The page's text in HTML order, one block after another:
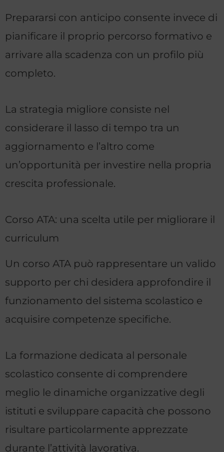
Prepararsi con anticipo consente invece di
pianificare il proprio percorso formativo e
arrivare alla scadenza con un profilo più
completo.
La strategia migliore consiste nel
considerare il lasso di tempo tra un
aggiornamento e l’altro come
un’opportunità per investire nella propria
crescita professionale.
Corso ATA: una scelta utile per migliorare il
curriculum
Un corso ATA può rappresentare un valido
supporto per chi desidera approfondire il
funzionamento del sistema scolastico e
acquisire competenze specifiche.
La formazione dedicata al personale
scolastico consente di comprendere
meglio le dinamiche organizzative degli
istituti e sviluppare capacità che possono
risultare particolarmente apprezzate
durante l’attività lavorativa.